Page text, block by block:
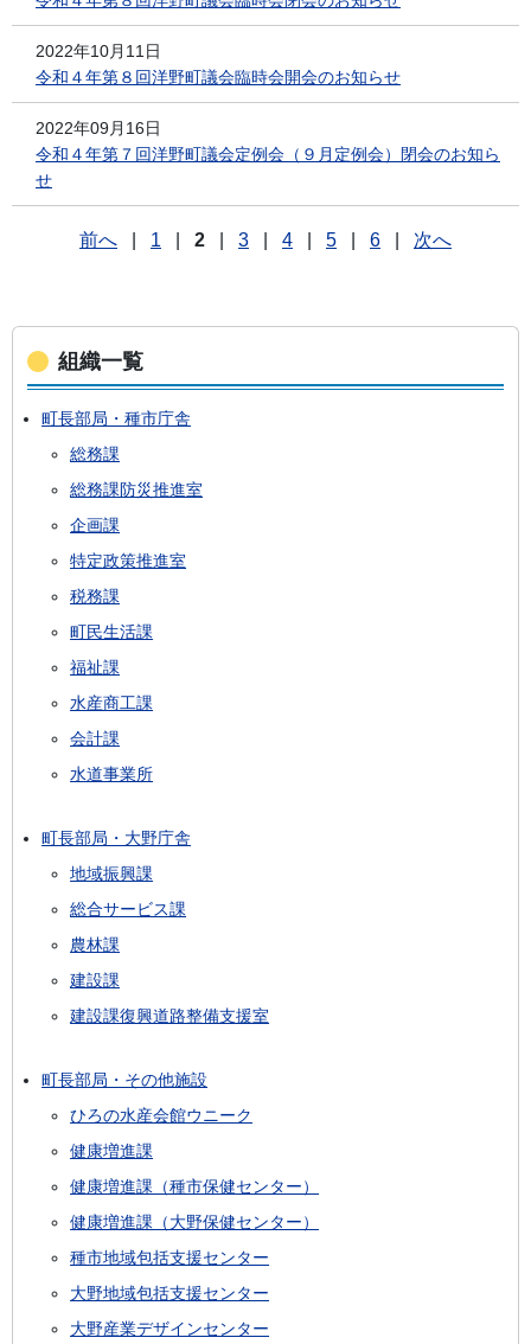
2022年10月11日
令和４年第８回洋野町議会臨時会開会のお知らせ
2022年09月16日
令和４年第７回洋野町議会定例会（９月定例会）閉会のお知ら
せ
前へ 1 2 3 4 5 6 次へ
組織一覧
町長部局・種市庁舎
総務課
総務課防災推進室
企画課
特定政策推進室
税務課
町民生活課
福祉課
水産商工課
会計課
水道事業所
町長部局・大野庁舎
地域振興課
総合サービス課
農林課
建設課
建設課復興道路整備支援室
町長部局・その他施設
ひろの水産会館ウニーク
健康増進課
健康増進課（種市保健センター）
健康増進課（大野保健センター）
種市地域包括支援センター
大野地域包括支援センター
大野産業デザインセンター